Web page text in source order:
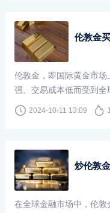
伦敦金
伦敦金，即国际黄金市
强、交易成本低而受到
中，伦敦金的交易方式
质，成交点数（即“点”
2024-10-11 13:09
炒伦敦
在全球金融市场中，伦